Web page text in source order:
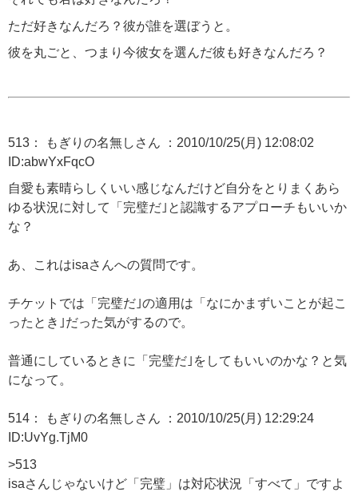
ただ好きなんだろ？彼が誰を選ぼうと。
彼を丸ごと、つまり今彼女を選んだ彼も好きなんだろ？
513： もぎりの名無しさん ：2010/10/25(月) 12:08:02
ID:abwYxFqcO
自愛も素晴らしくいい感じなんだけど自分をとりまくあら
ゆる状況に対して「完璧だ｣と認識するアプローチもいいか
な？
あ、これはisaさんへの質問です。
チケットでは「完璧だ｣の適用は「なにかまずいことが起こ
ったとき｣だった気がするので。
普通にしているときに「完璧だ｣をしてもいいのかな？と気
になって。
514： もぎりの名無しさん ：2010/10/25(月) 12:29:24
ID:UvYg.TjM0
>513
isaさんじゃないけど「完璧」は対応状況「すべて」ですよ